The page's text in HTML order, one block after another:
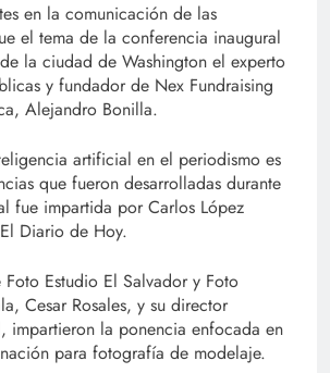
en la comunicación de las
el tema de la conferencia inaugural
la ciudad de Washington el experto
y fundador de Nex Fundraising
Alejandro Bonilla.
artificial en el periodismo es
que fueron desarrolladas durante
fue impartida por Carlos López
Diario de Hoy.
Estudio El Salvador y Foto
Cesar Rosales, y su director
impartieron la ponencia enfocada en
para fotografía de modelaje.